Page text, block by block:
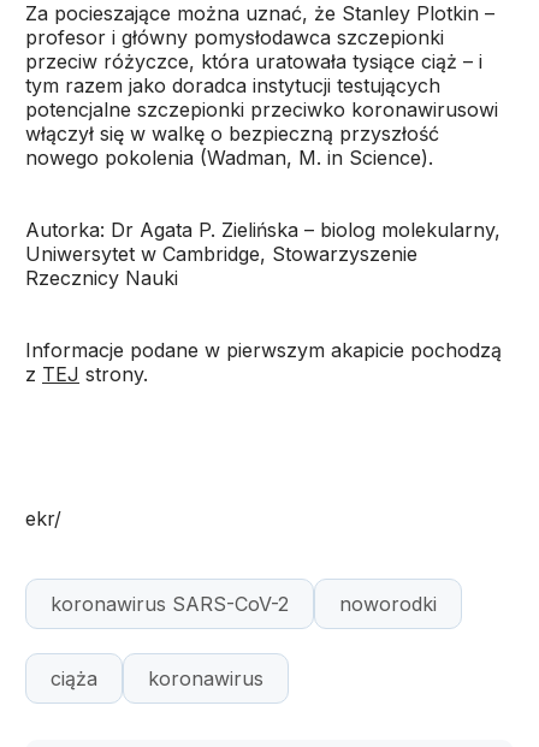
Za pocieszające można uznać, że Stanley Plotkin –
profesor i główny pomysłodawca szczepionki
przeciw różyczce, która uratowała tysiące ciąż – i
tym razem jako doradca instytucji testujących
potencjalne szczepionki przeciwko koronawirusowi
włączył się w walkę o bezpieczną przyszłość
nowego pokolenia (Wadman, M. in Science).
Autorka: Dr Agata P. Zielińska – biolog molekularny,
Uniwersytet w Cambridge, Stowarzyszenie
Rzecznicy Nauki
Informacje podane w pierwszym akapicie pochodzą
z TEJ strony.
ekr/
koronawirus SARS-CoV-2 noworodki
ciąża koronawirus